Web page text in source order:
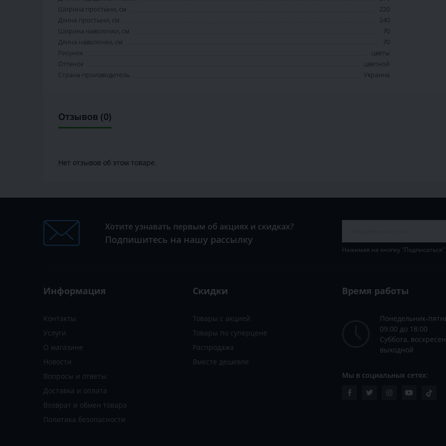
Ширина простыни, см
220
Длина простыни, см
240
Ширина наволочки, см
70
Длина наволочки, см
70
Рисунок
цветы
Оттенок
цветной
Страна-производитель
Украина
Отзывов (0)
Нет отзывов об этом товаре.
Хотите узнавать первым об акциях и скидках?
Подпишитесь на нашу рассылку
Нажимая на кнопку
Информация
Контакты
Услуги
О магазине
Новости
Вопросы и ответы
Доставка и оплата
Возврат и обмен товара
Политика безопасности
Скидки
Товары с акцией
Товары по суперцене
Распродажа
Вместе дешевле
Время работы
Понедельник-
09:00 до 18:00
Суббота,
выходной
Мы в социальных сетях: